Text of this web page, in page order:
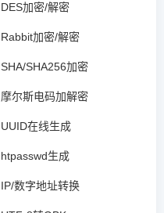
DES加密/解密
Rabbit加密/解密
SHA/SHA256加密
摩尔斯电码加解密
UUID在线生成
htpasswd生成
IP/数字地址转换